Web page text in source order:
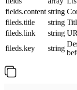
fields.content string
fileds.title
string
fileds.link
string
fileds.key
string